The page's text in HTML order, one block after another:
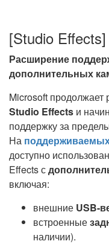
[Studio Effects]
Расширение
дополнительных
Microsoft продолжает
Studio Effects и
поддержку за
На
доступно
Effects с
включая:
внешние USB-
встроенные
наличии).